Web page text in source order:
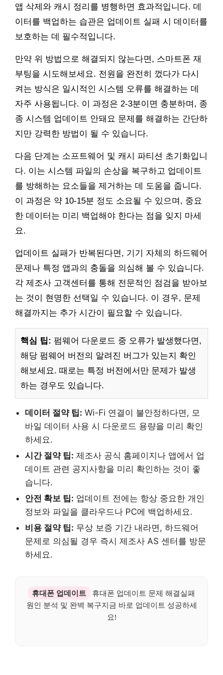
앱 삭제와 캐시 정리를 병행하면 효과적입니다. 데
이터를 백업하는 습관은 업데이트 실패 시 데이터를
보호하는 데 필수적입니다.
만약 위 방법으로 해결되지 않는다면, 스마트폰 재
부팅을 시도해보세요. 전원을 완전히 껐다가 다시
켜는 방식은 일시적인 시스템 오류를 해결하는 데
자주 사용됩니다. 이 과정은 2-3분이면 충분하며, 종
종 시스템 업데이트 안돼요 문제를 해결하는 간단하
지만 강력한 방법이 될 수 있습니다.
다음 단계는 소프트웨어 및 캐시 파티션 초기화입니
다. 이는 시스템 파일의 손상을 복구하고 업데이트
를 방해하는 요소들을 제거하는 데 도움을 줍니다.
이 과정은 약 10-15분 정도 소요될 수 있으며, 중요
한 데이터는 미리 백업해야 한다는 점을 잊지 마세
요.
업데이트 실패가 반복된다면, 기기 자체의 하드웨어
문제나 특정 앱과의 충돌을 의심해 볼 수 있습니다.
각 제조사 고객센터를 통해 전문적인 점검을 받아보
는 것이 현명한 선택일 수 있습니다. 이 경우, 문제
해결까지는 추가 시간이 필요할 수 있습니다.
핵심 팁: 펌웨어 다운로드 중 오류가 발생했다면,
해당 펌웨어 버전의 알려진 버그가 있는지 확인
해보세요. 때로는 특정 버전에서만 문제가 발생
하는 경우도 있습니다.
데이터 절약 팁: Wi-Fi 연결이 불안정하다면, 모
바일 데이터 사용 시 다운로드 용량을 미리 확인
하세요.
시간 절약 팁: 제조사 공식 홈페이지나 앱에서 업
데이트 관련 공지사항을 미리 확인하는 것이 좋
습니다.
안전 확보 팁: 업데이트 전에는 항상 중요한 개인
정보와 파일을 클라우드나 PC에 백업하세요.
비용 절약 팁: 무상 보증 기간 내라면, 하드웨어
문제로 의심될 경우 즉시 제조사 AS 센터를 방문
하세요.
휴대폰 업데이트
휴대폰 업데이트 문제 해결실패
원인 분석 및 완벽 복구지금 바로 업데이트 성공하세
요!